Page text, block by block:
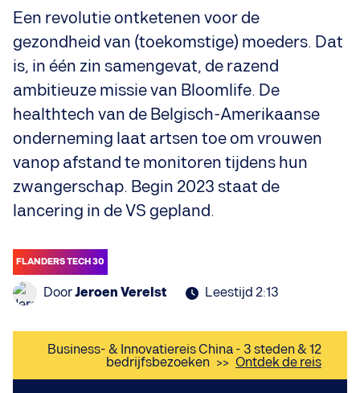
Een revolutie ontketenen voor de
gezondheid van (toekomstige) moeders. Dat
is, in één zin samengevat, de razend
ambitieuze missie van Bloomlife. De
healthtech van de Belgisch-Amerikaanse
onderneming laat artsen toe om vrouwen
vanop afstand te monitoren tijdens hun
zwangerschap. Begin 2023 staat de
lancering in de VS gepland.
FLANDERS TECH 30
DoorJeroen Verelst Leestijd 2:13
Business- & Innovatiereis China - 3 steden & 12
bedrijfsbezoeken >> Ontdek de reis